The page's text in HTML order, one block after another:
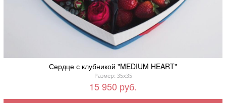
Сердце с клубникой "MEDIUM HEART"
Размер: 35x35
15 950 руб.